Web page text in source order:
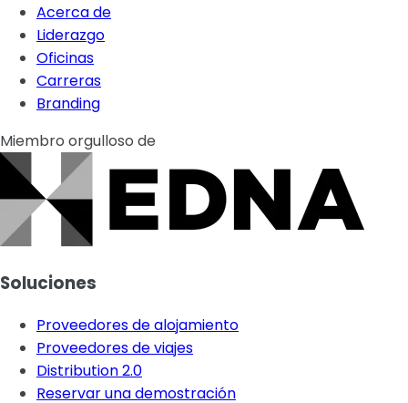
Acerca de
Liderazgo
Oficinas
Carreras
Branding
Miembro orgulloso de
Soluciones
Proveedores de alojamiento
Proveedores de viajes
Distribution 2.0
Reservar una demostración